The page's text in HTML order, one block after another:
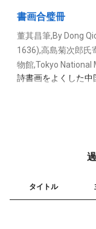
書画合璧冊
董其昌筆,By Dong
1636),高島菊次郎氏
物館,Tokyo National
詩書画をよくした中
る文人画家董其昌
れる乾いた筆を重ね
タイトル